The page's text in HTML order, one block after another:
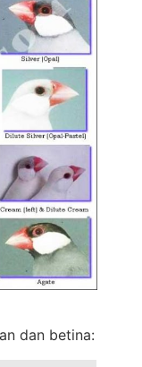
dan betina: